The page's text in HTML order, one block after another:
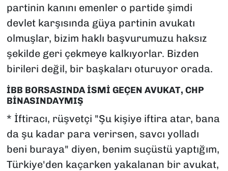
partinin kanını emenler o partide şimdi
devlet karşısında güya partinin avukatı
olmuşlar, bizim haklı başvurumuzu haksız
şekilde geri çekmeye kalkıyorlar. Bizden
birileri değil, bir başkaları oturuyor orada.
İBB BORSASINDA İSMİ GEÇEN AVUKAT, CHP
BİNASINDAYMIŞ
* İftiracı, rüşvetçi "Şu kişiye iftira atar, bana
da şu kadar para verirsen, savcı yolladı
beni buraya" diyen, benim suçüstü yaptığım,
Türkiye'den kaçarken yakalanan bir avukat,